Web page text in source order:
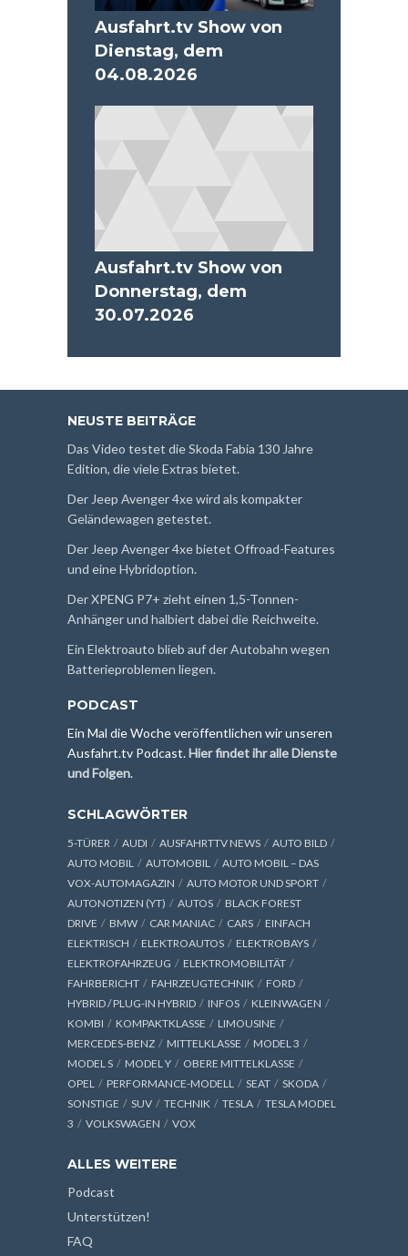
Ausfahrt.tv Show von
Dienstag, dem
04.08.2026
Ausfahrt.tv Show von
Donnerstag, dem
30.07.2026
NEUSTE BEITRÄGE
Das Video testet die Skoda Fabia 130 Jahre
Edition, die viele Extras bietet.
Der Jeep Avenger 4xe wird als kompakter
Geländewagen getestet.
Der Jeep Avenger 4xe bietet Offroad-Features
und eine Hybridoption.
Der XPENG P7+ zieht einen 1,5-Tonnen-
Anhänger und halbiert dabei die Reichweite.
Ein Elektroauto blieb auf der Autobahn wegen
Batterieproblemen liegen.
PODCAST
Ein Mal die Woche veröffentlichen wir unseren
Ausfahrt.tv Podcast.Hier findet ihr alle Dienste
und Folgen.
SCHLAGWÖRTER
5-TÜRER AUDI AUSFAHRTTV NEWS
AUTO BILD
AUTO MOBIL
AUTOMOBIL
AUTO MOBIL – DAS
VOX-AUTOMAGAZIN
AUTO MOTOR UND SPORT
AUTONOTIZEN (YT)
AUTOS
BLACK FOREST
DRIVE
BMW CAR MANIAC CARS
EINFACH
ELEKTRISCH
ELEKTROAUTOS
ELEKTROBAYS
ELEKTROFAHRZEUG
ELEKTROMOBILITÄT
FAHRBERICHT
FAHRZEUGTECHNIK
FORD
HYBRID / PLUG-IN HYBRID
INFOS
KLEINWAGEN
KOMBI
KOMPAKTKLASSE
LIMOUSINE
MERCEDES-BENZ
MITTELKLASSE
MODEL 3
MODEL S
MODEL Y
OBERE MITTELKLASSE
OPEL
PERFORMANCE-MODELL SEAT
SKODA
SONSTIGE
SUV TECHNIK TESLA
TESLA MODEL
3
VOLKSWAGEN VOX
ALLES WEITERE
Podcast
Unterstützen!
FAQ